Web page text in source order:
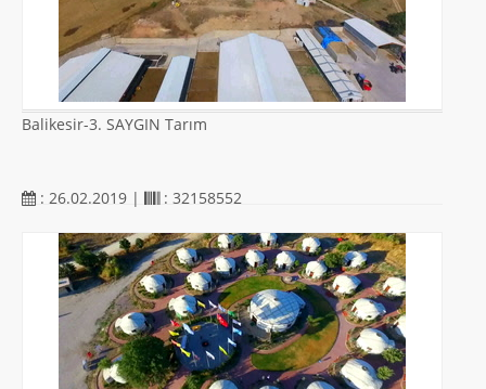
Balikesir-3. SAYGIN Tarım
: 26.02.2019 | : 32158552